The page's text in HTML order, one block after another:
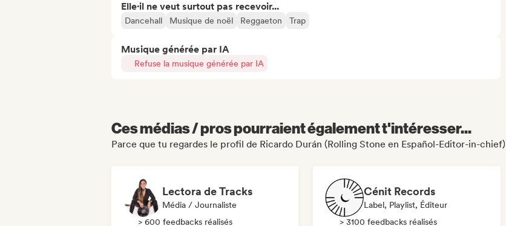
Elle·il ne veut surtout pas recevoir...
Dancehall Musique de noël Reggaeton Trap
Musique générée par IA
Refuse la musique générée par IA
Ces médias / pros pourraient également t'intéresser...
Parce que tu regardes le profil de Ricardo Durán (Rolling Stone en Español-Editor-in-chief)
Lectora de Tracks
Média / Journaliste
> 600 feedbacks réalisés
Cénit Records
Label, Playlist, Éditeur
> 3100 feedbacks réalisés